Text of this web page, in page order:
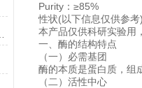
Purity：≥85%
性状(以下信息仅供参
本产品仅供科研实验用
一、酶的结构特点
（一）必需基团
酶的本质是蛋白质，组
（二）活性中心